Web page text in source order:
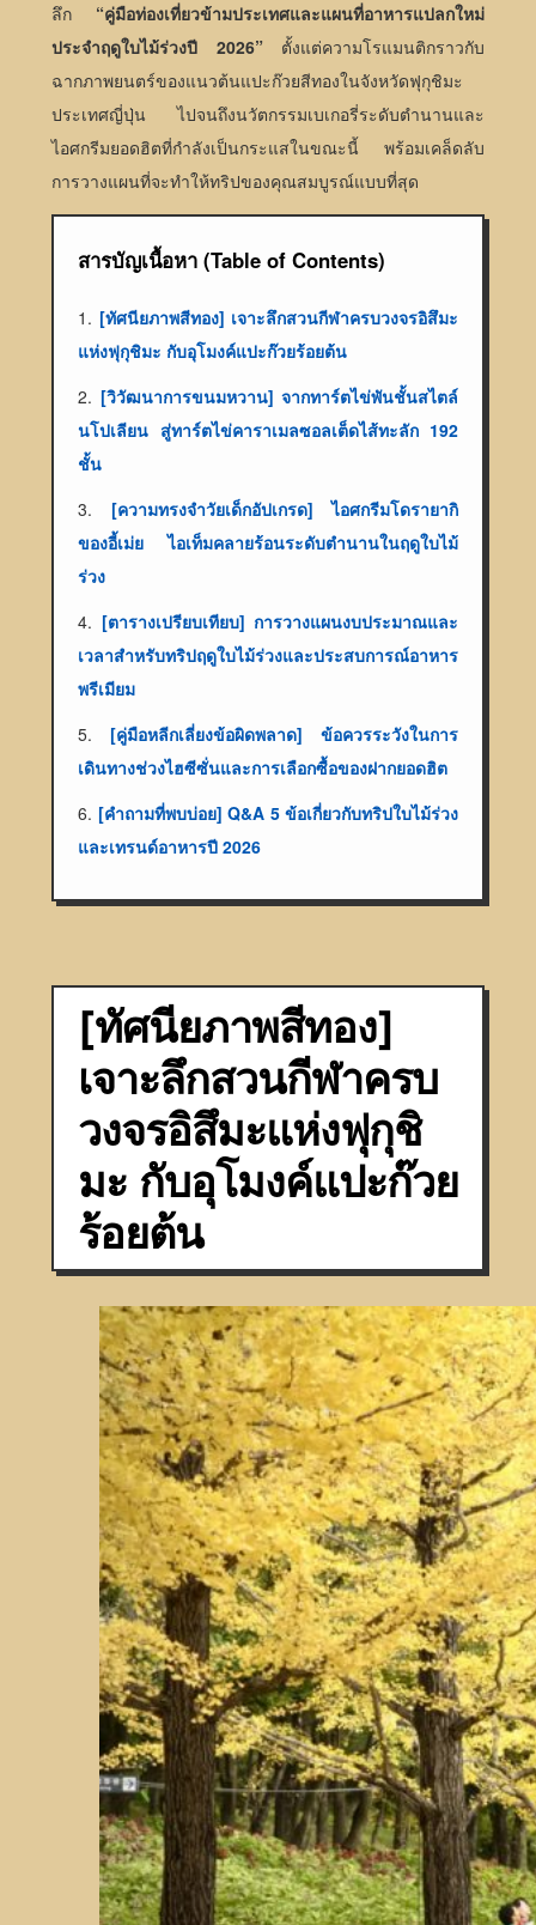
ลึก “คู่มือท่องเที่ยวข้ามประเทศและแผนที่อาหารแปลกใหม่
ประจำฤดูใบไม้ร่วงปี 2026”ตั้งแต่ความโรแมนติกราวกับ
ฉากภาพยนตร์ของแนวต้นแปะก๊วยสีทองในจังหวัดฟุกุชิมะ
ประเทศญี่ปุ่น ไปจนถึงนวัตกรรมเบเกอรี่ระดับตำนานและ
ไอศกรีมยอดฮิตที่กำลังเป็นกระแสในขณะนี้ พร้อมเคล็ดลับ
การวางแผนที่จะทำให้ทริปของคุณสมบูรณ์แบบที่สุด
สารบัญเนื้อหา (Table of Contents)
1. [ทัศนียภาพสีทอง] เจาะลึกสวนกีฬาครบวงจรอิสึมะ
แห่งฟุกุชิมะ กับอุโมงค์แปะก๊วยร้อยต้น
2. [วิวัฒนาการขนมหวาน] จากทาร์ตไข่พันชั้นสไตล์
นโปเลียน สู่ทาร์ตไข่คาราเมลซอลเต็ดไส้ทะลัก 192
ชั้น
3. [ความทรงจำวัยเด็กอัปเกรด] ไอศกรีมโดรายากิ
ของอี้เม่ย ไอเท็มคลายร้อนระดับตำนานในฤดูใบไม้
ร่วง
4. [ตารางเปรียบเทียบ] การวางแผนงบประมาณและ
เวลาสำหรับทริปฤดูใบไม้ร่วงและประสบการณ์อาหาร
พรีเมียม
5. [คู่มือหลีกเลี่ยงข้อผิดพลาด] ข้อควรระวังในการ
เดินทางช่วงไฮซีซั่นและการเลือกซื้อของฝากยอดฮิต
6. [คำถามที่พบบ่อย] Q&A 5 ข้อเกี่ยวกับทริปใบไม้ร่วง
และเทรนด์อาหารปี 2026
[ทัศนียภาพสีทอง]
เจาะลึกสวนกีฬาครบ
วงจรอิสึมะแห่งฟุกุชิ
มะ กับอุโมงค์แปะก๊วย
ร้อยต้น